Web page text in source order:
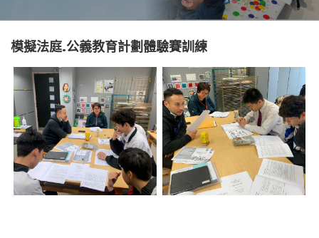
模擬法庭.公義教育計劃體驗賽訓練